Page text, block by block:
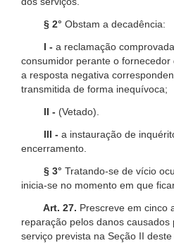
§ 2° Obstam a decadência:
I - a reclamação
consumidor perante o
a resposta negativa
transmitida de forma inequívoca;
II - (Vetado).
III - a instauração de
encerramento.
§ 3° Tratando-se de vício
inicia-se no momento em que
Art. 27. Prescreve em cinco
reparação pelos danos
serviço prevista na Seção II